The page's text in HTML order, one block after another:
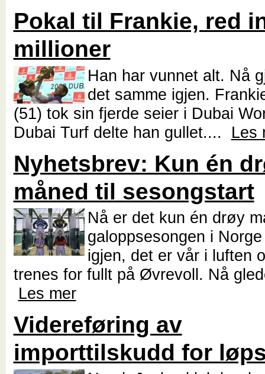
Pokal til Frankie, red
millioner
Han har vunnet alt. Nå
det samme igjen.
(51) tok sin fjerde seier i Dubai
Dubai Turf delte han gullet.... Les
Nyhetsbrev: Kun én
måned til sesongstart
Nå er det kun én drøy
galoppsesongen i
igjen, det er vår i luften
trenes for fullt på Øvrevoll. Nå
Les mer
Videreføring av
importtilskudd for